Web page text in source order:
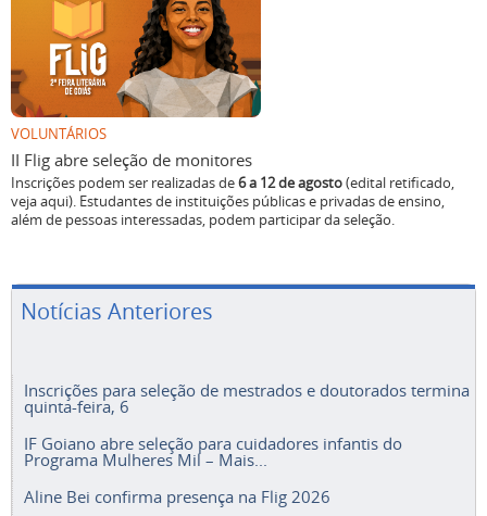
VOLUNTÁRIOS
II Flig abre seleção de monitores
Inscrições podem ser realizadas de6 a 12 de agosto(edital retificado,
veja aqui). Estudantes de instituições públicas e privadas de ensino,
além de pessoas interessadas, podem participar da seleção.
Notícias Anteriores
Inscrições para seleção de mestrados e doutorados termina
quinta-feira, 6
IF Goiano abre seleção para cuidadores infantis do
Programa Mulheres Mil – Mais...
Aline Bei confirma presença na Flig 2026